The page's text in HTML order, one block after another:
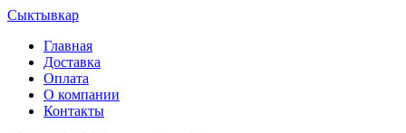
Сыктывкар
Главная
Доставка
Оплата
О компании
Контакты